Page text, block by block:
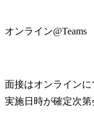
オンライン@Teams
面接はオンラインに
実施日時が確定次第